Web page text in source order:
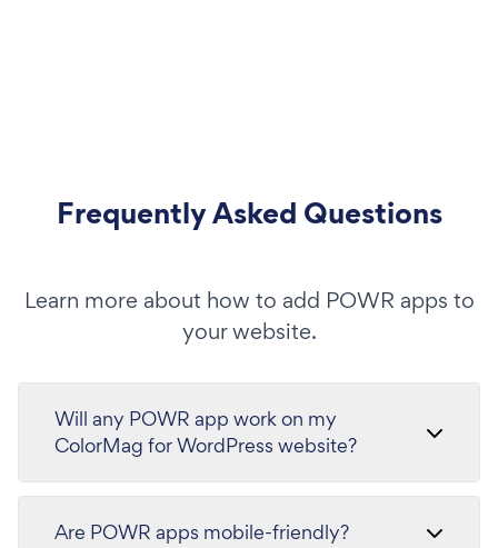
Frequently Asked Questions
Learn more about how to add POWR apps to
your website.
Will any POWR app work on my
ColorMag for WordPress website?
Are POWR apps mobile-friendly?